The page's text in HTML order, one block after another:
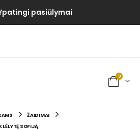
pasiūlymai
0
ŽAIDIMAI
SOFIJĄ